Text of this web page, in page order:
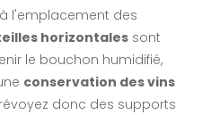
l'emplacement des
horizontales sont
le bouchon humidifié,
conservation des vins
donc des supports